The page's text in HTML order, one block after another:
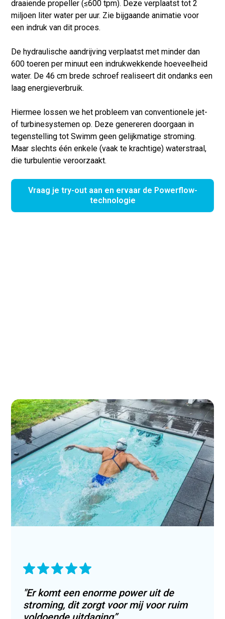
draaiende propeller (≤600 tpm). Deze verplaatst tot 2
miljoen liter water per uur. Zie bijgaande animatie voor
een indruk van dit proces.
De hydraulische aandrijving verplaatst met minder dan
600 toeren per minuut een indrukwekkende hoeveelheid
water. De 46 cm brede schroef realiseert dit ondanks een
laag energieverbruik.
Hiermee lossen we het probleem van conventionele jet-
of turbinesystemen op. Deze genereren doorgaan in
tegenstelling tot Swimm geen gelijkmatige stroming.
Maar slechts één enkele (vaak te krachtige) waterstraal,
die turbulentie veroorzaakt.
Vraag je try-out aan en ervaar de Powerflow-
technologie
"Er komt een enorme power uit de
stroming, dit zorgt voor mij voor ruim